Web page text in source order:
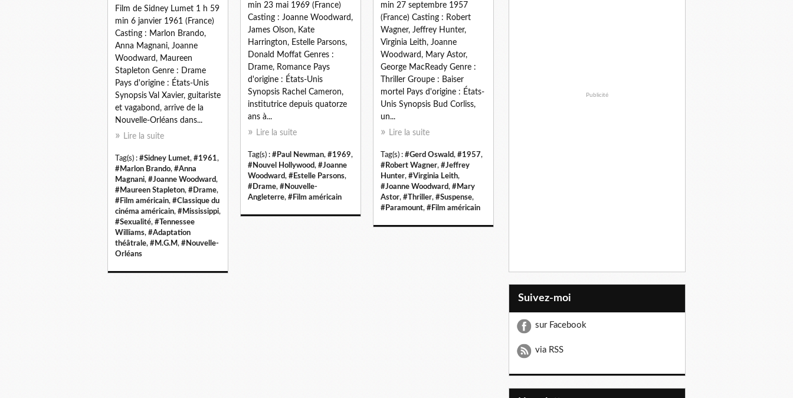
Film de Sidney Lumet 1 h 59
min 6 janvier 1961 (France)
Casting : Marlon Brando,
Anna Magnani, Joanne
Woodward, Maureen
Stapleton Genre : Drame
Pays d'origine : États-Unis
Synopsis Val Xavier, guitariste
et vagabond, arrive de la
Nouvelle-Orléans dans...
Lire la suite
Tag(s) : #Sidney Lumet, #1961,
#Marlon Brando, #Anna
Magnani, #Joanne Woodward,
#Maureen Stapleton, #Drame,
#Film américain, #Classique du
cinéma américain, #Mississippi,
#Sexualité, #Tennessee
Williams, #Adaptation
théâtrale, #M.G.M, #Nouvelle-
Orléans
min 23 mai 1969 (France)
Casting : Joanne Woodward,
James Olson, Kate
Harrington, Estelle Parsons,
Donald Moffat Genres :
Drame, Romance Pays
d'origine : États-Unis
Synopsis Rachel Cameron,
institutrice depuis quatorze
ans à...
Lire la suite
Tag(s) : #Paul Newman, #1969,
#Nouvel Hollywood, #Joanne
Woodward, #Estelle Parsons,
#Drame, #Nouvelle-
Angleterre, #Film américain
min 27 septembre 1957
(France) Casting : Robert
Wagner, Jeffrey Hunter,
Virginia Leith, Joanne
Woodward, Mary Astor,
George MacReady Genre :
Thriller Groupe : Baiser
mortel Pays d'origine : États-
Unis Synopsis Bud Corliss,
un...
Lire la suite
Tag(s) : #Gerd Oswald, #1957,
#Robert Wagner, #Jeffrey
Hunter, #Virginia Leith,
#Joanne Woodward, #Mary
Astor, #Thriller, #Suspense,
#Paramount, #Film américain
Publicité
Suivez-moi
sur Facebook
via RSS